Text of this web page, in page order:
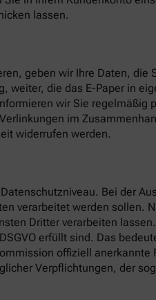
lassen.
geben wir Ihre Daten,
weiter, die das E-Paper in
wir Sie regelmäßig
im
widerrufen werden.
Bei der
verarbeitet werden sollen.
Dritter verarbeiten
erfüllt sind. Das
offiziell
Verpflichtungen, der